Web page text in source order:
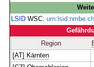
LSID WSC:
Region
[AT] Kärnten